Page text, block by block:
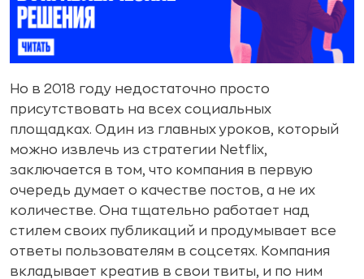
Но в 2018 году недостаточно просто
присутствовать на всех социальных
площадках. Один из главных уроков, который
можно извлечь из стратегии Netflix,
заключается в том, что компания в первую
очередь думает о качестве постов, а не их
количестве. Она тщательно работает над
стилем своих публикаций и продумывает все
ответы пользователям в соцсетях. Компания
вкладывает креатив в свои твиты, и по ним